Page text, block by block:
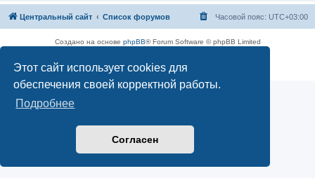
Этот сайт использует cookies для
обеспечения своей корректной работы.
Подробнее
Согласен
Центральный сайт Список форумов Часовой пояс: UTC+03:00
Создано на основе phpBB® Forum Software © phpBB Limited
Конфиденциальность|Правила